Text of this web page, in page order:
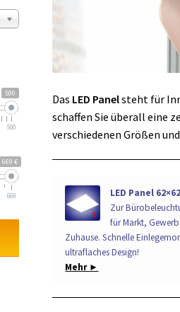
Das LED Panelsteht für
schaffen Sie überall eine
verschiedenen Größen
LED Panel 62×62
Zur
für Markt,
Zuhause. Schnelle
ultraflaches Design!
Mehr ►
500
500
669 €
669